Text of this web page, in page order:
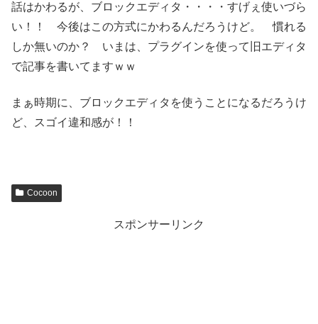
話はかわるが、ブロックエディタ・・・・すげぇ使いづら
い！！ 今後はこの方式にかわるんだろうけど。 慣れる
しか無いのか？ いまは、プラグインを使って旧エディタ
で記事を書いてますｗｗ
まぁ時期に、ブロックエディタを使うことになるだろうけ
ど、スゴイ違和感が！！
Cocoon
スポンサーリンク